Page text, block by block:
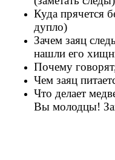
Куда прячется
дупло)
Зачем заяц
нашли его
Почему
Чем заяц
Что делает
Вы молодцы!